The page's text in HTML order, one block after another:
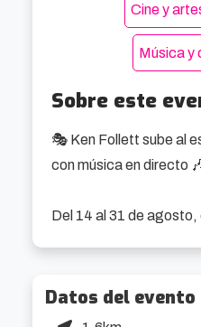
Cine y
Música y
Sobre este
🎭 Ken Follett sube al
con música en directo
Del 14 al 31 de agosto,
Follett. Una producción
en vivo, escenografía
Datos del evento